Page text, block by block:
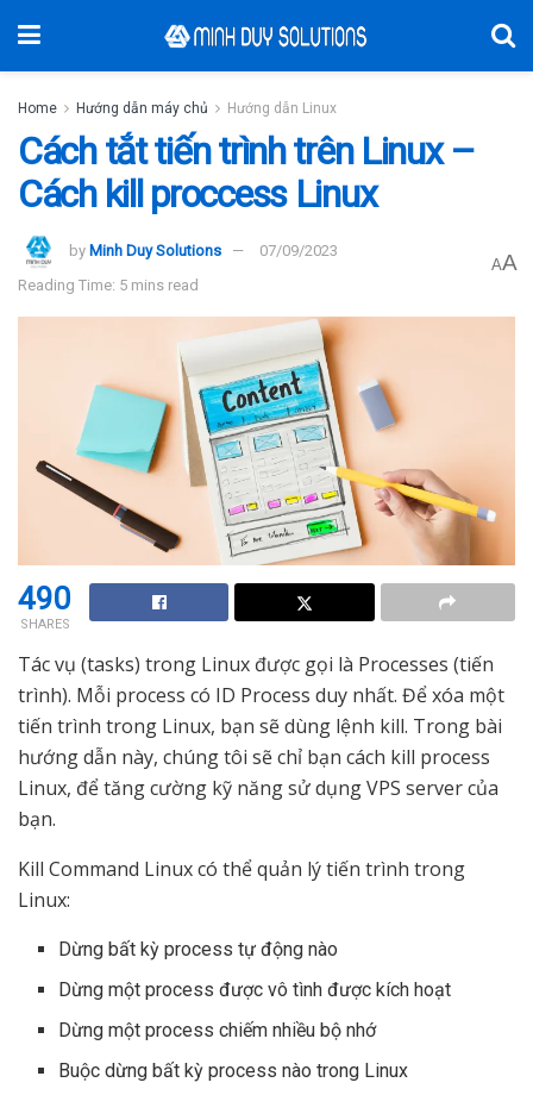
Home Hướng dẫn máy chủ Hướng dẫn Linux
Cách tắt tiến trình trên Linux –
Cách kill proccess Linux
by Minh Duy Solutions
07/09/2023
Reading Time: 5 mins read
AA
490
SHARES
Tác vụ (tasks) trong Linux được gọi là Processes (tiến
trình). Mỗi process có ID Process duy nhất. Để xóa một
tiến trình trong Linux, bạn sẽ dùng lệnh kill. Trong bài
hướng dẫn này, chúng tôi sẽ chỉ bạn cách kill process
Linux, để tăng cường kỹ năng sử dụng VPS server của
bạn.
Kill Command Linux có thể quản lý tiến trình trong
Linux:
Dừng bất kỳ process tự động nào
Dừng một process được vô tình được kích hoạt
Dừng một process chiếm nhiều bộ nhớ
Buộc dừng bất kỳ process nào trong Linux